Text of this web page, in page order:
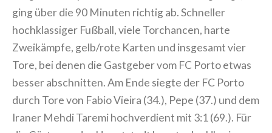
ging über die 90 Minuten richtig ab. Schneller
hochklassiger Fußball, viele Torchancen, harte
Zweikämpfe, gelb/rote Karten und insgesamt vier
Tore, bei denen die Gastgeber vom FC Porto etwas
besser abschnitten. Am Ende siegte der FC Porto
durch Tore von Fabio Vieira (34.), Pepe (37.) und dem
Iraner Mehdi Taremi hochverdient mit 3:1 (69.). Für